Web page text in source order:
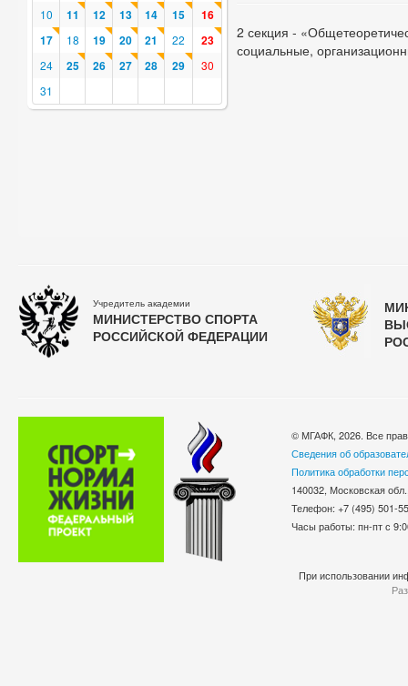
10 11 12 13 14 15
16
17
18 19 20 21 22 23
24 25 26 27 28 29
30
31
2 секция -
социальные,
Учредитель академии
МИНИСТЕРСТВО СПОРТА
РОССИЙСКОЙ ФЕДЕРАЦИИ
© МГАФК, 2026. Все
Сведения об
Политика обработки
140032, Московская
Телефон: +7 (495)
Часы работы: пн-пт с
При использовании